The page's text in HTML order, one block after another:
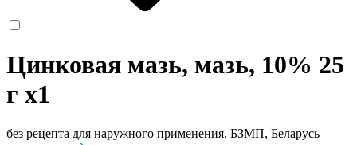
Цинковая мазь, мазь, 10% 25
г x1
без рецепта для наружного применения, БЗМП, Беларусь